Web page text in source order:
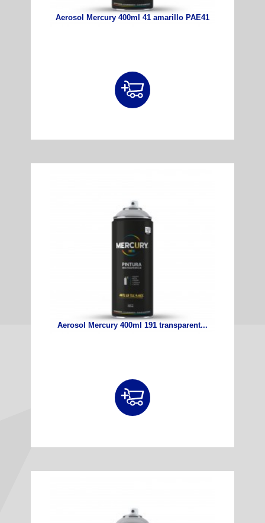
Aerosol Mercury 400ml 41 amarillo PAE41
Aerosol Mercury 400ml 191 transparent...